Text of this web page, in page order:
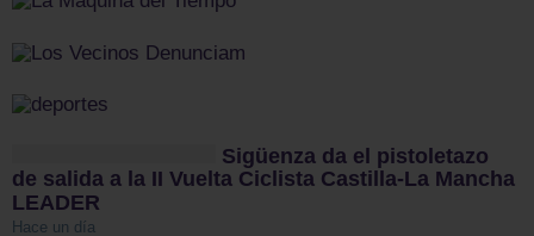
Sigüenza da el pistoletazo
de salida a la II Vuelta Ciclista Castilla-La Mancha
LEADER
Hace un día